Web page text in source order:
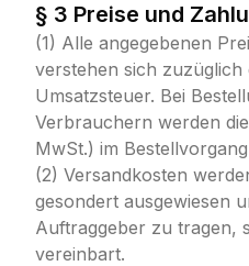
§ 3 Preise und
(1) Alle angegebenen
verstehen sich zuzüglich
Umsatzsteuer. Bei
Verbrauchern werden
MwSt.) im
(2) Versandkosten
gesondert ausgewiesen
Auftraggeber zu tragen,
vereinbart.